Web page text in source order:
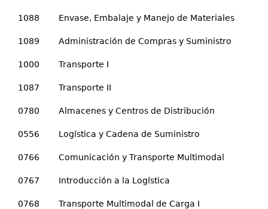
1088 Envase, Embalaje y Manejo de Materiales
1089 Administración de Compras y Suministro
1000 Transporte I
1087 Transporte II
0780 Almacenes y Centros de Distribución
0556 Logística y Cadena de Suministro
0766 Comunicación y Transporte Multimodal
0767 Introducción a la Logística
0768 Transporte Multimodal de Carga I